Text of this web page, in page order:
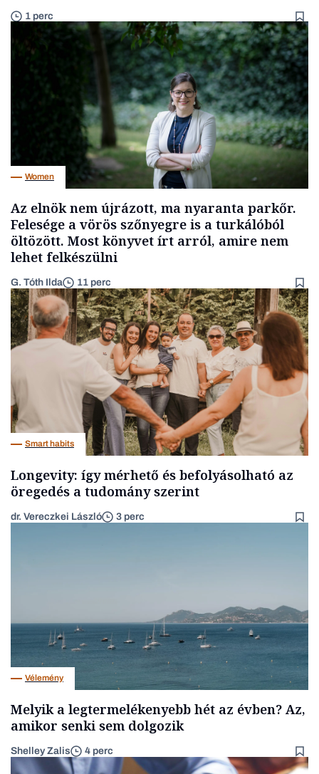
1 perc
Women
Az elnök nem újrázott, ma nyaranta parkőr.
Felesége a vörös szőnyegre is a turkálóból
öltözött. Most könyvet írt arról, amire nem
lehet felkészülni
G. Tóth Ilda 11 perc
Smart habits
Longevity: így mérhető és befolyásolható az
öregedés a tudomány szerint
dr. Vereczkei László 3 perc
Vélemény
Melyik a legtermelékenyebb hét az évben? Az,
amikor senki sem dolgozik
Shelley Zalis 4 perc